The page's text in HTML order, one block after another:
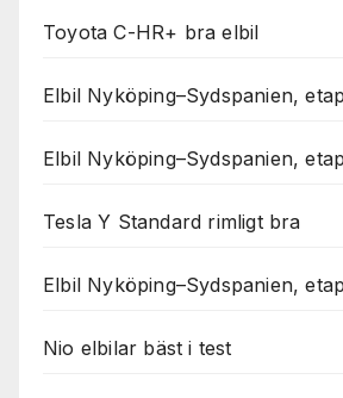
Toyota C-HR+ bra elbil
Elbil Nyköping–Sydspanien,
Elbil Nyköping–Sydspanien,
Tesla Y Standard rimligt bra
Elbil Nyköping–Sydspanien,
Nio elbilar bäst i test